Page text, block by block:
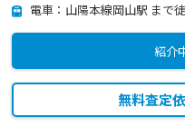
電車：山陽本線岡山駅 まで
紹介
無料査定